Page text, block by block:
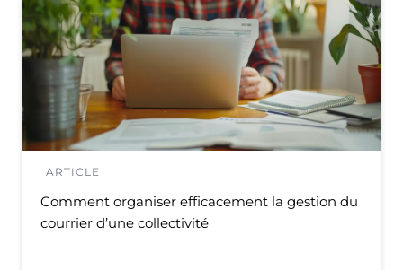
ARTICLE
Comment organiser efficacement la gestion du
courrier d’une collectivité